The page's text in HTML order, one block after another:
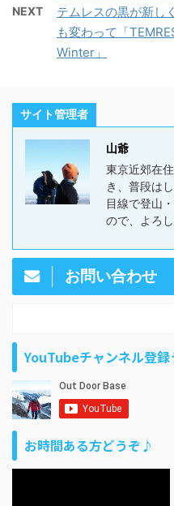
NEXT
テムレスの黒が新し
も変わって「
Winter」
サイト管理者
山爺
東京近郊在
き、普段は
目線で登山
ので、よろ
お問い合わせ
YouTubeチャンネル登
お時間ある方どうぞ♪